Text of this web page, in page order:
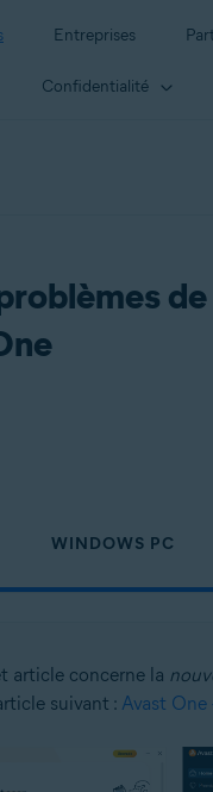
Entreprises
Confidentialité
WINDOWS PC
article concerne la
suivant : Avast One